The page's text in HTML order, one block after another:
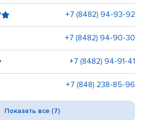
+7 (8482) 94-93-92
+7 (8482) 94-90-30
+7 (8482) 94-91-41
+7 (848) 238-85-96
Показать все (7)